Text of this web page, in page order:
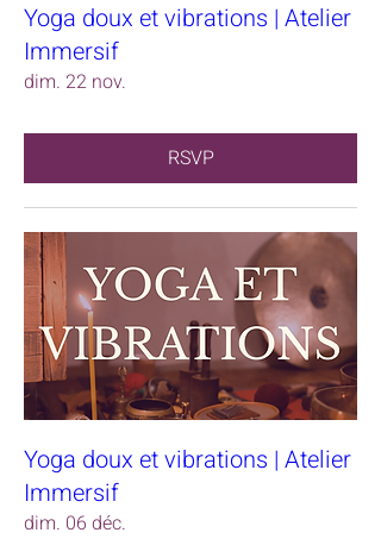
Yoga doux et vibrations | Atelier
Immersif
dim. 22 nov.
RSVP
Yoga doux et vibrations | Atelier
Immersif
dim. 06 déc.